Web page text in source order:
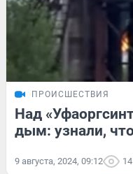
ПРОИСШЕСТВИЯ
Над
дым: узнали,
9 августа, 2024, 09:12